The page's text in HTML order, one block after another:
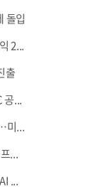
돌입
2...
출
공...
미...
...
...